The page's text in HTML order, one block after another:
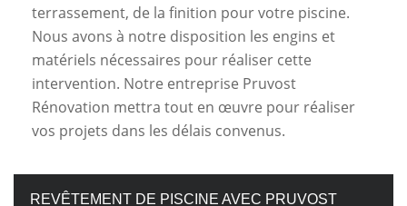
terrassement, de la finition pour votre piscine.
Nous avons à notre disposition les engins et
matériels nécessaires pour réaliser cette
intervention. Notre entreprise Pruvost
Rénovation mettra tout en œuvre pour réaliser
vos projets dans les délais convenus.
REVÊTEMENT DE PISCINE AVEC PRUVOST